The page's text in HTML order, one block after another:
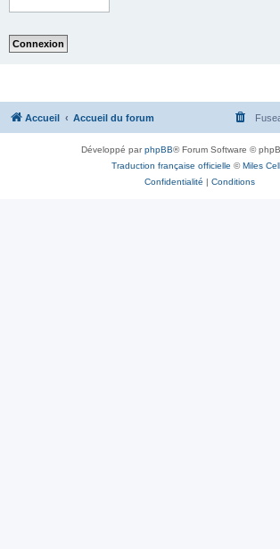
Accueil Accueil du forum
Développé parphpBB® Forum Software ©
Traduction française officielle ©Miles
Confidentialité | Conditions